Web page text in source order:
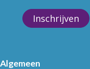
Inschrijven
Algemeen